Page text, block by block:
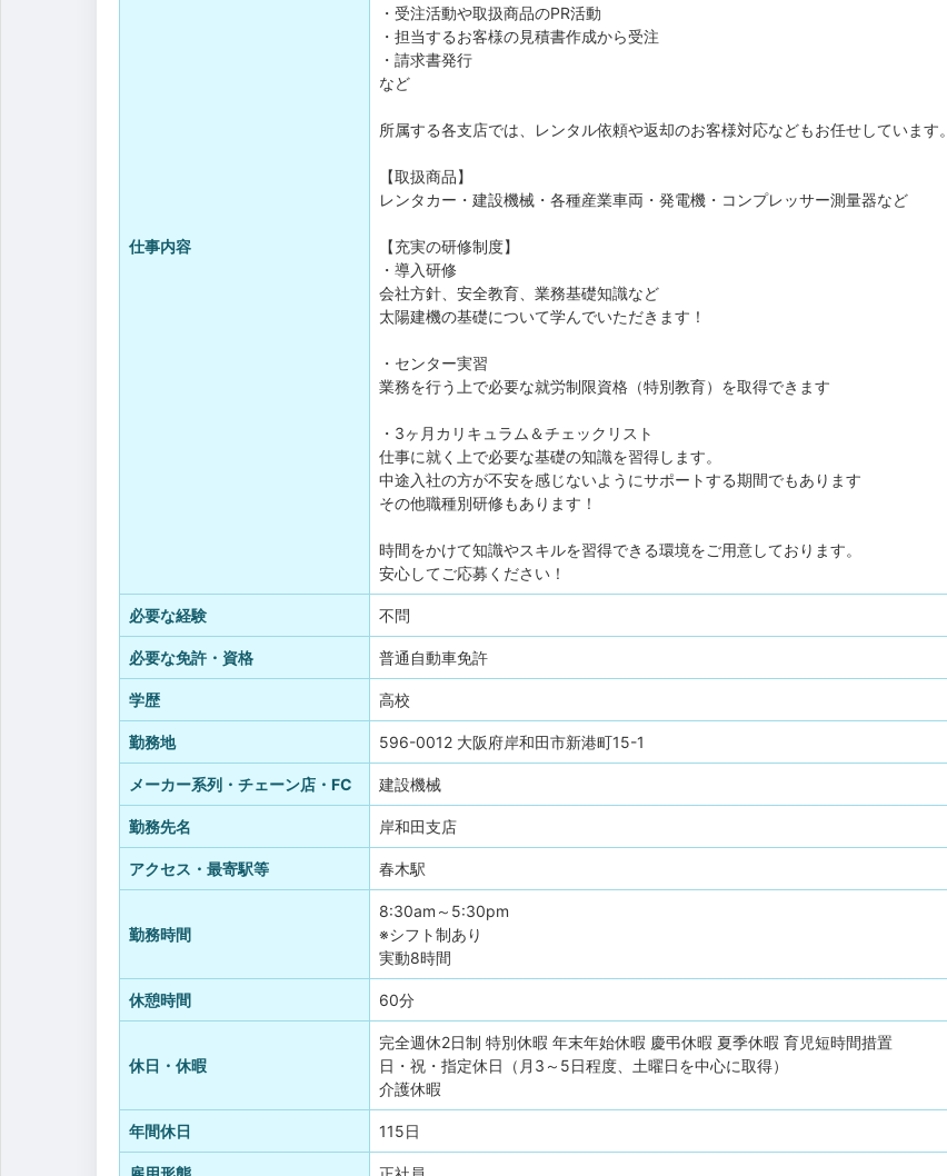
仕事内容
・受注活動や取扱商品のPR活動
・担当するお客様の見積書作成から受注
・請求書発行
など
所属する各支店では、レンタル依頼や返却のお客様対応などもお任せしています。
【取扱商品】
レンタカー・建設機械・各種産業車両・発電機・コンプレッサー測量器など
【充実の研修制度】
・導入研修
会社方針、安全教育、業務基礎知識など
太陽建機の基礎について学んでいただきます！
・センター実習
業務を行う上で必要な就労制限資格（特別教育）を取得できます
・3ヶ月カリキュラム＆チェックリスト
仕事に就く上で必要な基礎の知識を習得します。
中途入社の方が不安を感じないようにサポートする期間でもあります
その他職種別研修もあります！
時間をかけて知識やスキルを習得できる環境をご用意しております。
安心してご応募ください！
必要な経験 不問
必要な免許・資格 普通自動車免許
学歴 高校
勤務地 596-0012 大阪府岸和田市新港町15-1
メーカー系列・チェーン店・FC 建設機械
勤務先名 岸和田支店
アクセス・最寄駅等 春木駅
勤務時間
8:30am～5:30pm
※シフト制あり
実動8時間
休憩時間 60分
休日・休暇
完全週休2日制 特別休暇 年末年始休暇 慶弔休暇 夏季休暇 育児短時間措置
日・祝・指定休日（月3～5日程度、土曜日を中心に取得）
介護休暇
年間休日 115日